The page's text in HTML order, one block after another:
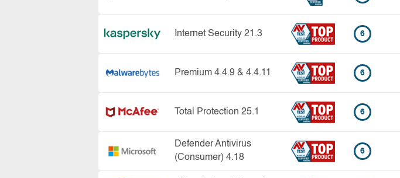
Internet Security 21.3 6
Premium 4.4.9 & 4.4.11 6
Total Protection 25.1 6
Defender Antivirus
(Consumer) 4.18
6